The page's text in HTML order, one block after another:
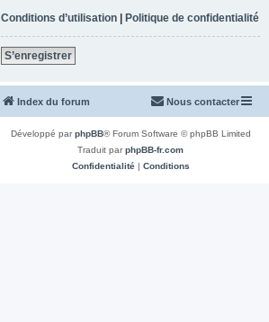
Conditions d’utilisation | Politique de confidentialité
S’enregistrer
Index du forum Nous contacter
Développé parphpBB® Forum Software © phpBB Limited
Traduit parphpBB-fr.com
Confidentialité| Conditions